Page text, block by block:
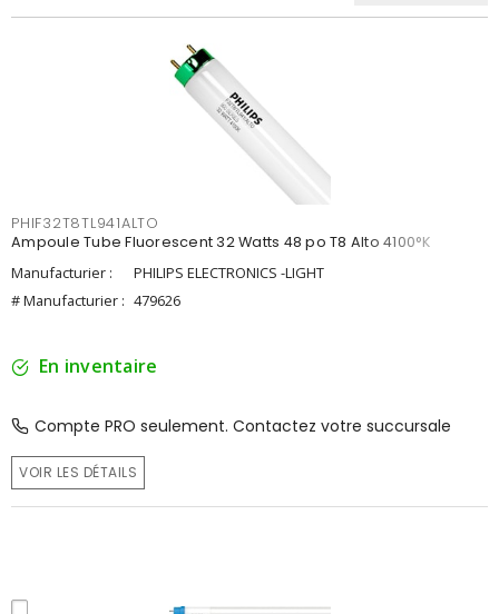
PHIF32T8TL941ALTO
Ampoule Tube Fluorescent 32 Watts 48 po T8 Alto 4100°K
Manufacturier :
PHILIPS ELECTRONICS -LIGHT
# Manufacturier : 479626
En inventaire
Compte PRO seulement. Contactez votre succursale
VOIR LES DÉTAILS